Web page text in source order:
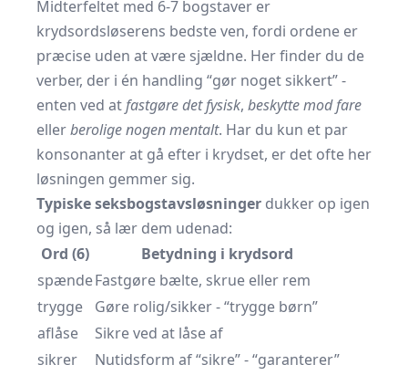
Midterfeltet med 6-7 bogstaver er
krydsordsløserens bedste ven, fordi ordene er
præcise uden at være sjældne. Her finder du de
verber, der i én handling “gør noget sikkert” -
enten ved atfastgøre det fysisk, beskytte mod fare
ellerberolige nogen mentalt. Har du kun et par
konsonanter at gå efter i krydset, er det ofte her
løsningen gemmer sig.
Typiske seksbogstavsløsninger dukker op igen
og igen, så lær dem udenad:
Ord (6)
Betydning i krydsord
spændeFastgøre bælte, skrue eller rem
trygge
Gøre rolig/sikker - “trygge børn”
aflåse
Sikre ved at låse af
sikrer
Nutidsform af “sikre” - “garanterer”